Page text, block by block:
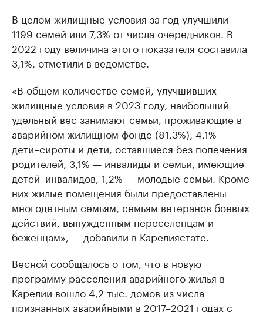
В целом жилищные условия за год улучшили
1199 семей или 7,3% от числа очередников. В
2022 году величина этого показателя составила
3,1%, отметили в ведомстве.
«В общем количестве семей, улучшивших
жилищные условия в 2023 году, наибольший
удельный вес занимают семьи, проживающие в
аварийном жилищном фонде (81,3%), 4,1% —
дети–сироты и дети, оставшиеся без попечения
родителей, 3,1% — инвалиды и семьи, имеющие
детей–инвалидов, 1,2% — молодые семьи. Кроме
них жилые помещения были предоставлены
многодетным семьям, семьям ветеранов боевых
действий, вынужденным переселенцам и
беженцам», — добавили в Карелиястате.
Весной сообщалось о том, что в новую
программу расселения аварийного жилья в
Карелии вошло 4,2 тыс. домов из числа
признанных аварийными в 2017–2021 годах с